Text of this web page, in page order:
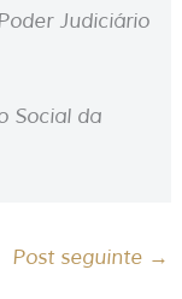
Judiciário
Social da
Post seguinte →